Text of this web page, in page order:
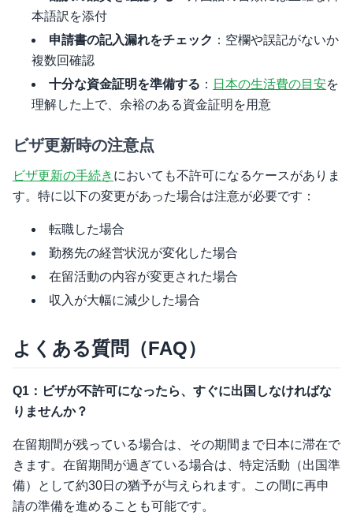
本語訳を添付
申請書の記入漏れをチェック ：空欄や誤記がないか
複数回確認
十分な資金証明を準備する ： 日本の生活費の目安を
理解した上で、余裕のある資金証明を用意
ビザ更新時の注意点
ビザ更新の手続き においても不許可になるケースがありま
す。特に以下の変更があった場合は注意が必要です：
転職した場合
勤務先の経営状況が変化した場合
在留活動の内容が変更された場合
収入が大幅に減少した場合
よくある質問（FAQ）
Q1：ビザが不許可になったら、すぐに出国しなければな
りませんか？
在留期間が残っている場合は、その期間まで日本に滞在で
きます。在留期間が過ぎている場合は、特定活動（出国準
備）として約30日の猶予が与えられます。この間に再申
請の準備を進めることも可能です。